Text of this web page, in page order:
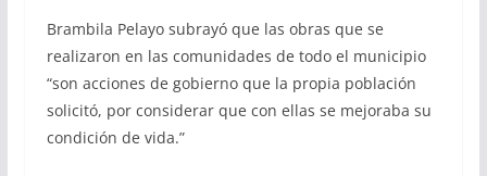
Brambila Pelayo subrayó que las obras que se
realizaron en las comunidades de todo el municipio
“son acciones de gobierno que la propia población
solicitó, por considerar que con ellas se mejoraba su
condición de vida.”